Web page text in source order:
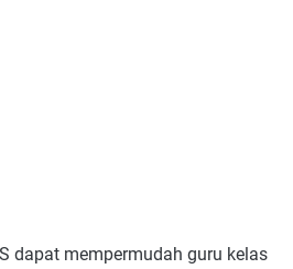
dapat mempermudah guru kelas